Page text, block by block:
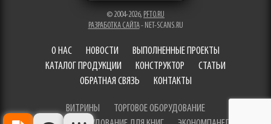
© 2004-2026, PFTO.RU
РАЗРАБОТКА САЙТА- NET-SCANS.RU
О НАС НОВОСТИ
ВЫПОЛНЕННЫЕ ПРОЕКТЫ
КАТАЛОГ ПРОДУКЦИИ
КОНСТРУКТОР
СТАТЬИ
ОБРАТНАЯ СВЯЗЬ
КОНТАКТЫ
ВИТРИНЫ
ТОРГОВОЕ ОБОРУДОВАНИЕ